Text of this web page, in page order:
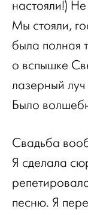
настояли!)
Мы стояли,
была полная
о вспышке
лазерный
Было
Свадьба
Я сделала
песню. Я